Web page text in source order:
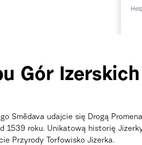
Gór Izerskich
Smědava udajcie się Drogą
1539 roku. Unikatową historię
Przyrody Torfowisko Jizerka.